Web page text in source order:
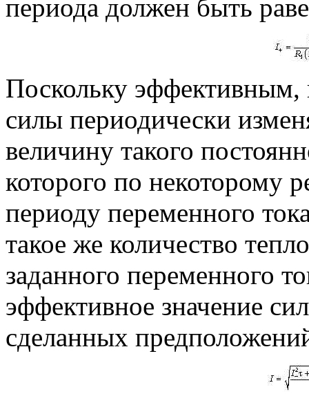
периода должен быть
Поскольку
силы периодически
величину такого
которого по некоторому
периоду переменного
такое же количество
заданного переменного
эффективное значение
сделанных